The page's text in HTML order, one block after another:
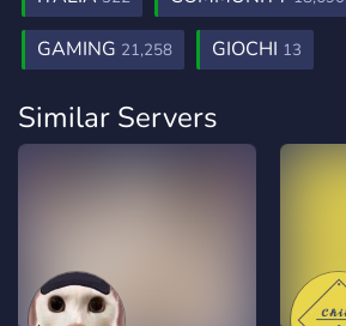
GAMING 21,258 GIOCHI 13
Similar Servers